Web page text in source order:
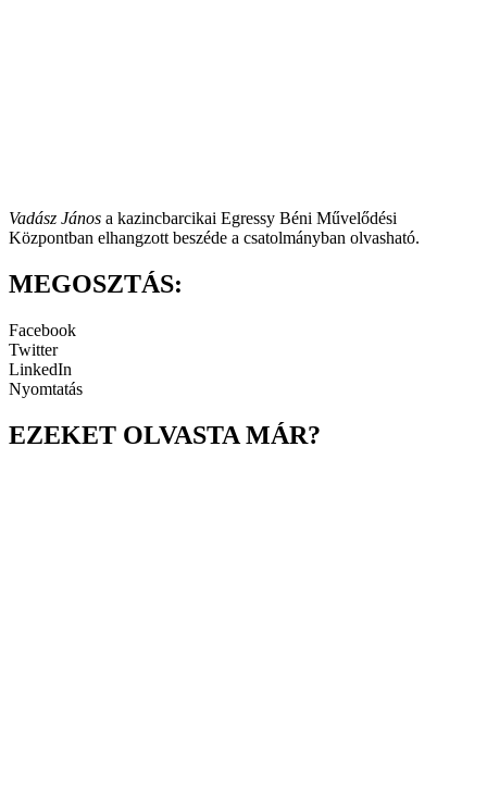
Vadász János a kazincbarcikai Egressy Béni Művelődési
Központban elhangzott beszéde a csatolmányban olvasható.
MEGOSZTÁS:
Facebook
Twitter
LinkedIn
Nyomtatás
EZEKET OLVASTA MÁR?